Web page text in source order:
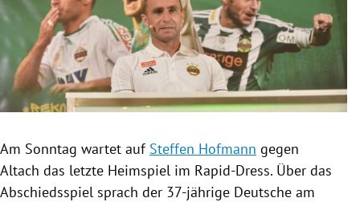
Untermenü
Untermenü
Untermenü
Untermenü
Am Sonntag wartet auf Steffen Hofmann gegen
Altach das letzte Heimspiel im Rapid-Dress. Über das
Abschiedsspiel sprach der 37-jährige Deutsche am